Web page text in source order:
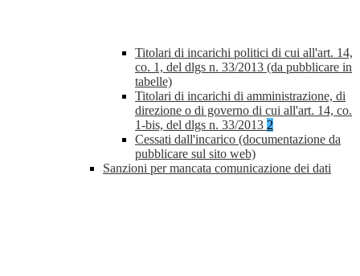
Titolari di incarichi politici di cui all'art. 14,
co. 1, del dlgs n. 33/2013 (da pubblicare in
tabelle)
Titolari di incarichi di amministrazione, di
direzione o di governo di cui all'art. 14, co.
1-bis, del dlgs n. 33/2013 2
Cessati dall'incarico (documentazione da
pubblicare sul sito web)
Sanzioni per mancata comunicazione dei dati